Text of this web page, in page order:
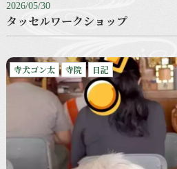
2026/05/30
タッセルワークショップ
寺犬ゴン太 寺院 日記